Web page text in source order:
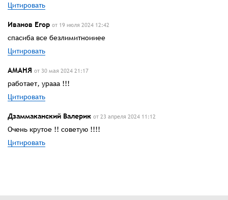
Цитировать
Иванов Егор от 19 июля 2024 12:42
спасиба все безлимитноииее
Цитировать
АМАНЯ от 30 мая 2024 21:17
работает, урааа !!!
Цитировать
Дзаммаканский Валерик от 23 апреля 2024 11:12
Очень крутое !! советую !!!!
Цитировать